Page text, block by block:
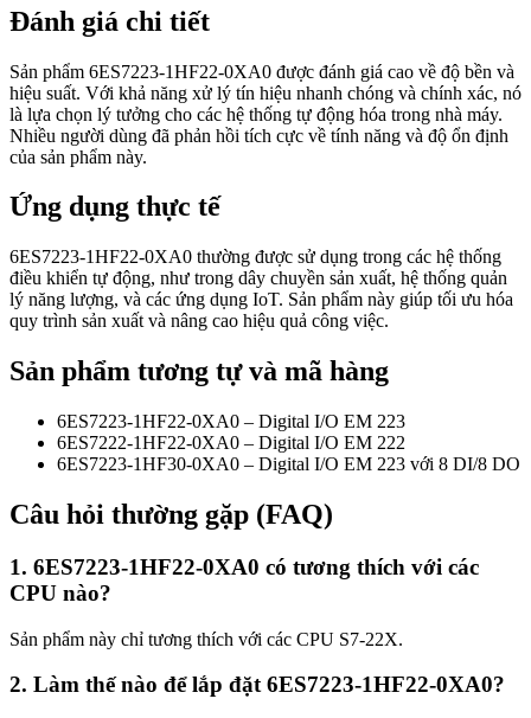
Đánh giá chi tiết
Sản phẩm 6ES7223-1HF22-0XA0 được đánh giá cao về độ bền và
hiệu suất. Với khả năng xử lý tín hiệu nhanh chóng và chính xác, nó
là lựa chọn lý tưởng cho các hệ thống tự động hóa trong nhà máy.
Nhiều người dùng đã phản hồi tích cực về tính năng và độ ổn định
của sản phẩm này.
Ứng dụng thực tế
6ES7223-1HF22-0XA0 thường được sử dụng trong các hệ thống
điều khiển tự động, như trong dây chuyền sản xuất, hệ thống quản
lý năng lượng, và các ứng dụng IoT. Sản phẩm này giúp tối ưu hóa
quy trình sản xuất và nâng cao hiệu quả công việc.
Sản phẩm tương tự và mã hàng
6ES7223-1HF22-0XA0 – Digital I/O EM 223
6ES7222-1HF22-0XA0 – Digital I/O EM 222
6ES7223-1HF30-0XA0 – Digital I/O EM 223 với 8 DI/8 DO
Câu hỏi thường gặp (FAQ)
1. 6ES7223-1HF22-0XA0 có tương thích với các
CPU nào?
Sản phẩm này chỉ tương thích với các CPU S7-22X.
2. Làm thế nào để lắp đặt 6ES7223-1HF22-0XA0?